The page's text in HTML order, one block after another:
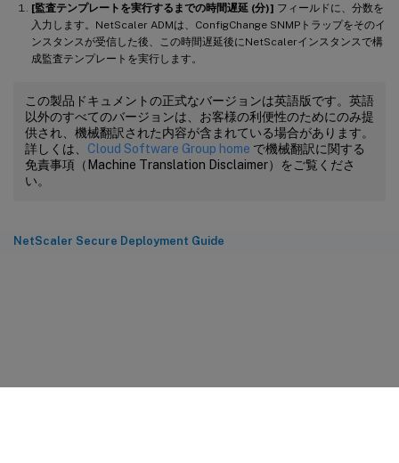
[監査テンプレートを実行するまでの時間遅延 (分)] フィールドに、分数を
入力します。NetScaler ADMは、ConfigChange SNMPトラップをそのイ
ンスタンスが受信した後、この時間遅延後にNetScalerインスタンスで構
成監査テンプレートを実行します。
この製品ドキュメントの正式なバージョンは英語版です。英語
以外のすべてのバージョンは、お客様の利便性のためにのみ提
供され、機械翻訳された内容が含まれている場合があります。
詳しくは、 Cloud Software Group home で機械翻訳に関する
免責事項（Machine Translation Disclaimer）をご覧くださ
い。
NetScaler Secure Deployment Guide